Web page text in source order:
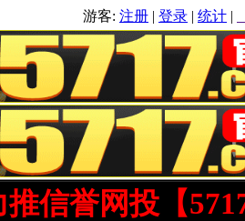
游客: 注册 | 登录 | 统计 |
推信誉网投【